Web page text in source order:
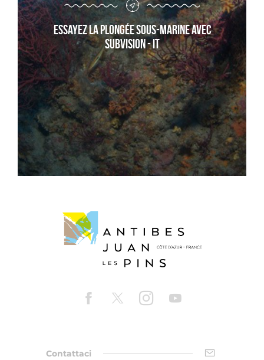
Essayez la plongée sous-marine avec
Subvision - it
Contattaci